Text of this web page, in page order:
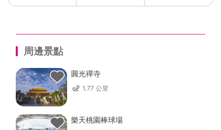
周邊景點
圓光禪寺
1.77 公里
樂天桃園棒球場